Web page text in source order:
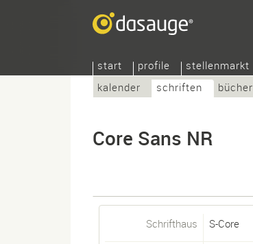
start profile stellenmarkt
kalender
schriften bücher
Core Sans NR
Schrifthaus S-Core